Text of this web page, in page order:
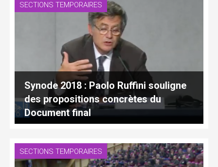
SECTIONS TEMPORAIRES
Synode 2018 : Paolo Ruffini souligne
des propositions concrètes du
Document final
SECTIONS TEMPORAIRES